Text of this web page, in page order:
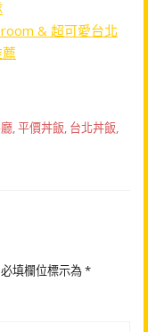
& 超可愛台北
平價丼飯 台北丼飯
必填欄位標示為*